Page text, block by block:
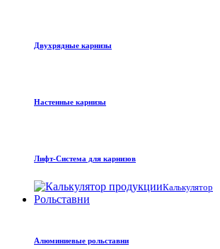
Двухрядные карнизы
Настенные карнизы
Лифт-Система для карнизов
Калькулятор
Рольставни
Алюминиевые рольставни